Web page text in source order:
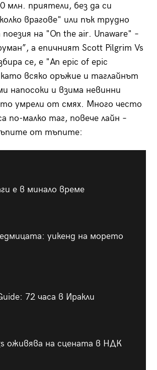
млн. приятели, без да си
врагове" или пък трудно
на "On the air. Unaware" –
а епичният Scott Pilgrim Vs
се, е "An epic of epic
всяко оръжие и таглайнът
напосоки и взима невинни
умрели от смях. Много често
по-малко таг, повече лайн –
от тъпите:
е в минало време
уикенд на морето
72 часа в Иракли
оживява на сцената в НДК